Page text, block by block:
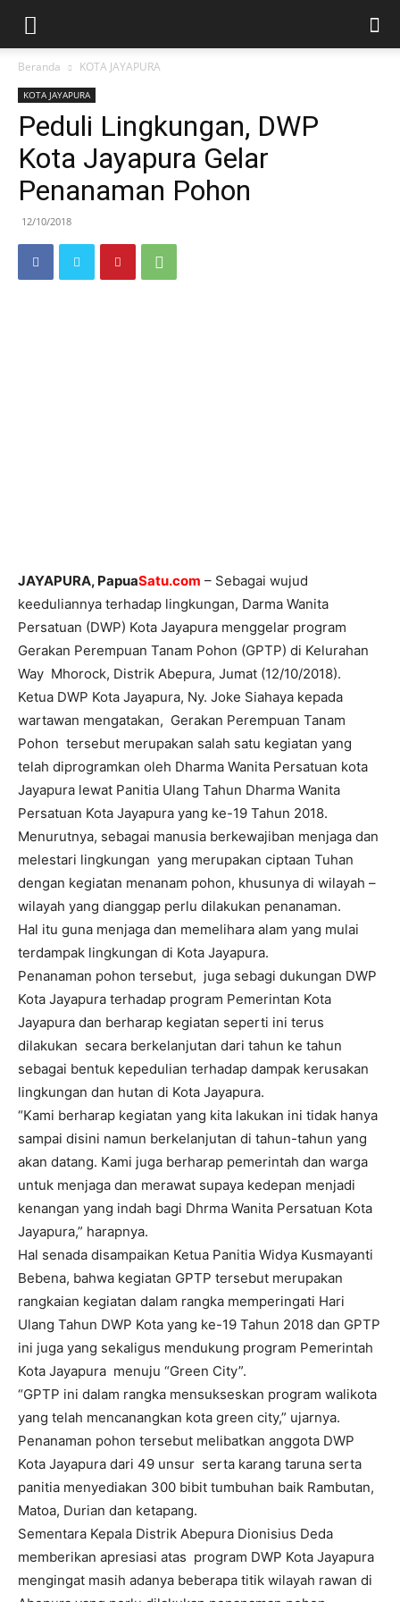
Beranda KOTA JAYAPURA
KOTA JAYAPURA
Peduli Lingkungan, DWP
Kota Jayapura Gelar
Penanaman Pohon
12/10/2018
JAYAPURA, PapuaSatu.com – Sebagai wujud
keeduliannya terhadap lingkungan, Darma Wanita
Persatuan (DWP) Kota Jayapura menggelar program
Gerakan Perempuan Tanam Pohon (GPTP) di Kelurahan
Way Mhorock, Distrik Abepura, Jumat (12/10/2018).
Ketua DWP Kota Jayapura, Ny. Joke Siahaya kepada
wartawan mengatakan, Gerakan Perempuan Tanam
Pohon tersebut merupakan salah satu kegiatan yang
telah diprogramkan oleh Dharma Wanita Persatuan kota
Jayapura lewat Panitia Ulang Tahun Dharma Wanita
Persatuan Kota Jayapura yang ke-19 Tahun 2018.
Menurutnya, sebagai manusia berkewajiban menjaga dan
melestari lingkungan yang merupakan ciptaan Tuhan
dengan kegiatan menanam pohon, khusunya di wilayah –
wilayah yang dianggap perlu dilakukan penanaman.
Hal itu guna menjaga dan memelihara alam yang mulai
terdampak lingkungan di Kota Jayapura.
Penanaman pohon tersebut, juga sebagi dukungan DWP
Kota Jayapura terhadap program Pemerintan Kota
Jayapura dan berharap kegiatan seperti ini terus
dilakukan secara berkelanjutan dari tahun ke tahun
sebagai bentuk kepedulian terhadap dampak kerusakan
lingkungan dan hutan di Kota Jayapura.
“Kami berharap kegiatan yang kita lakukan ini tidak hanya
sampai disini namun berkelanjutan di tahun-tahun yang
akan datang. Kami juga berharap pemerintah dan warga
untuk menjaga dan merawat supaya kedepan menjadi
kenangan yang indah bagi Dhrma Wanita Persatuan Kota
Jayapura,” harapnya.
Hal senada disampaikan Ketua Panitia Widya Kusmayanti
Bebena, bahwa kegiatan GPTP tersebut merupakan
rangkaian kegiatan dalam rangka memperingati Hari
Ulang Tahun DWP Kota yang ke-19 Tahun 2018 dan GPTP
ini juga yang sekaligus mendukung program Pemerintah
Kota Jayapura menuju “Green City”.
“GPTP ini dalam rangka mensukseskan program walikota
yang telah mencanangkan kota green city,” ujarnya.
Penanaman pohon tersebut melibatkan anggota DWP
Kota Jayapura dari 49 unsur serta karang taruna serta
panitia menyediakan 300 bibit tumbuhan baik Rambutan,
Matoa, Durian dan ketapang.
Sementara Kepala Distrik Abepura Dionisius Deda
memberikan apresiasi atas program DWP Kota Jayapura
mengingat masih adanya beberapa titik wilayah rawan di